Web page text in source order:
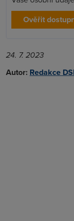
Ověřit
24. 7. 2023
Autor: Redakce